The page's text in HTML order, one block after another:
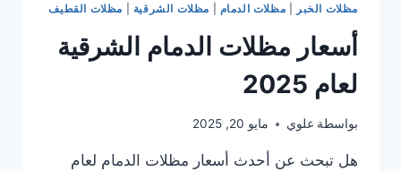
مظلات الخبر مظلات الدمام مظلات الشرقية مظلات القطيف
أسعار مظلات الدمام الشرقية
لعام 2025
بواسطة علوي مايو 20, 2025
هل تبحث عن أحدث أسعار مظلات الدمام لعام